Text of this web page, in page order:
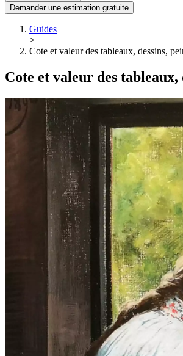
Demander une estimation gratuite
Guides
>
Cote et valeur des tableaux, dessins,
Cote et valeur des